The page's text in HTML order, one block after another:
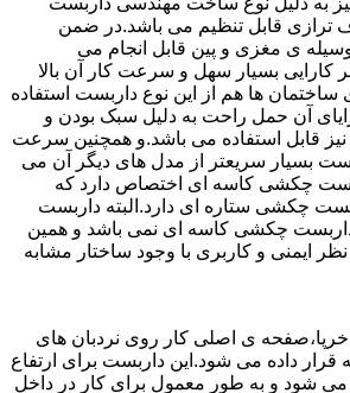
ترازی قابل تنظیم می باشد.در ضمن
ی مغزی و پین قابل انجام می
کارایی بسیار سهل و سرعت کار آن بالا
ساختمان ها هم از این نوع داربست استفاده
آن حمل راحت به دلیل سبک بودن و
نیز قابل استفاده می باشد.و همچنین سرعت
بسیار سریعتر از مدل های دیگر آن می
چکشی کاسه ای اختصاص دارد که
چکشی ستاره ای دارد.البته داربست
داربست چکشی کاسه ای نمی باشد و همین
نظر ایمنی و کاربری با وجود ساختار مشابه
ی اصلی کار روی نردبان های
قرار داده می شود.این داربست برای ارتفاع
می شود و به طور معمول برای کار در داخل